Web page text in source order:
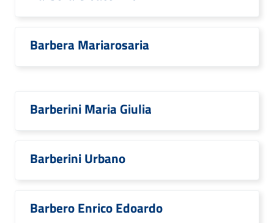
Barbera Mariarosaria
Barberini Maria Giulia
Barberini Urbano
Barbero Enrico Edoardo